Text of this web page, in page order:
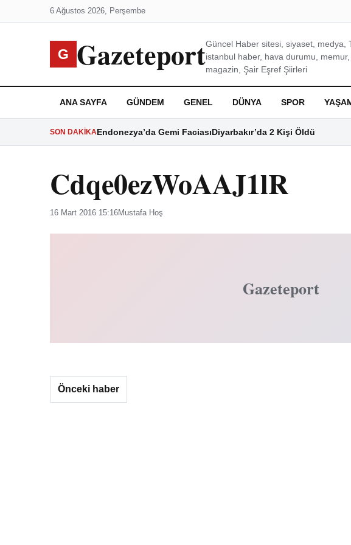
6 Ağustos 2026, Perşembe
G GazeteportGüncel Haber sitesi, siyaset, medya,
istanbul haber, hava durumu,
magazin, Şair Eşref Şiirleri
ANA SAYFA GÜNDEM GENEL DÜNYA SPOR
SON DAKIKAEndonezya’da Gemi FaciasıDiyarbakır’da 2 Kişi Öldü
Cdqe0ezWoAAJ1lR
16 Mart 2016 15:16Mustafa Hoş
Gazeteport
Önceki haber